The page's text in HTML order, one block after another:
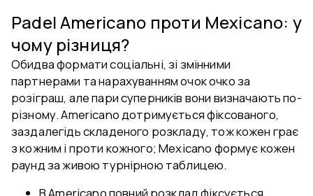
Padel Americano проти Mexicano: у
чому різниця?
Обидва формати соціальні, зі змінними
партнерами та нарахуванням очок очко за
розіграш, але пари суперників вони визначають по-
різному. Americano дотримується фіксованого,
заздалегідь складеного розкладу, тож кожен грає
з кожним і проти кожного; Mexicano формує кожен
раунд за живою турнірною таблицею.